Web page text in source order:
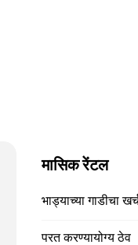
मासिक रेंटल
भाड्याच्या गाडीचा
परत करण्यायोग्य ठेव